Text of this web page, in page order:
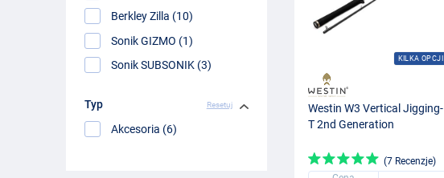
Berkley Zilla (10)
Sonik GIZMO (1)
Sonik SUBSONIK (3)
Typ Resetuj
Akcesoria (6)
KILKA OPCJI
Westin W3 Vertical Jigging-
T 2nd Generation
(7 Recenzje)